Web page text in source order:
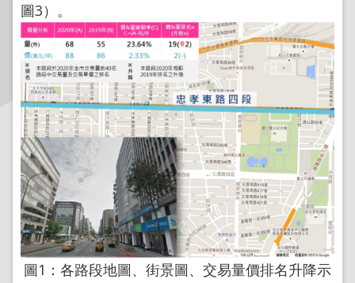
業
務
資
訊
主
題
專
區
服
務
園
地
圖3）。
圖1：各路段地圖、街景圖、交易量價排名升降示